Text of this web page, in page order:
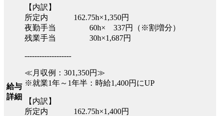
給与
詳細
【内訳】
所定内 162.75h×1,350円
夜勤手当 60h× 337円（※割増分）
残業手当 30h×1,687円
-------------------
≪月収例：301,350円≫
※就業1年～1年半：時給1,400円にUP
【内訳】
所定内 162.75h×1,400円